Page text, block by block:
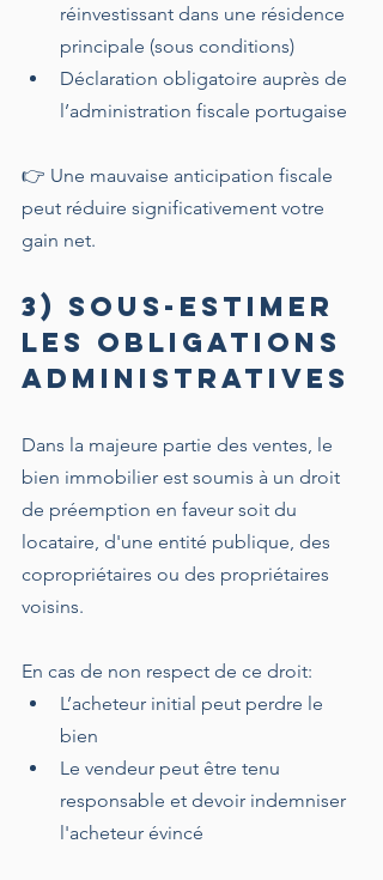
réinvestissant dans une résidence
principale (sous conditions)
Déclaration obligatoire auprès de
l’administration fiscale portugaise
👉 Une mauvaise anticipation fiscale
peut réduire significativement votre
gain net.
3) Sous-estimer
les obligations
ADMINISTRATIVES
Dans la majeure partie des ventes, le
bien immobilier est soumis à un droit
de préemption en faveur soit du
locataire, d'une entité publique, des
copropriétaires ou des propriétaires
voisins.
En cas de non respect de ce droit:
L’acheteur initial peut perdre le
bien
Le vendeur peut être tenu
responsable et devoir indemniser
l'acheteur évincé